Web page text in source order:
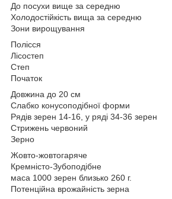
До посухи вище за середню
Холодостійкість вища за середню
Зони вирощування
Полісся
Лісостеп
Степ
Початок
Довжина до 20 см
Слабко конусоподібної форми
Рядів зерен 14-16, у ряді 34-36 зерен
Стрижень червоний
Зерно
Жовто-жовтогаряче
Кремністо-Зубоподібне
маса 1000 зерен близько 260 г.
Потенційна врожайність зерна